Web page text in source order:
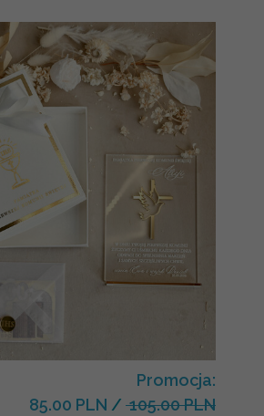
Promocja:
85.00 PLN / 105.00 PLN